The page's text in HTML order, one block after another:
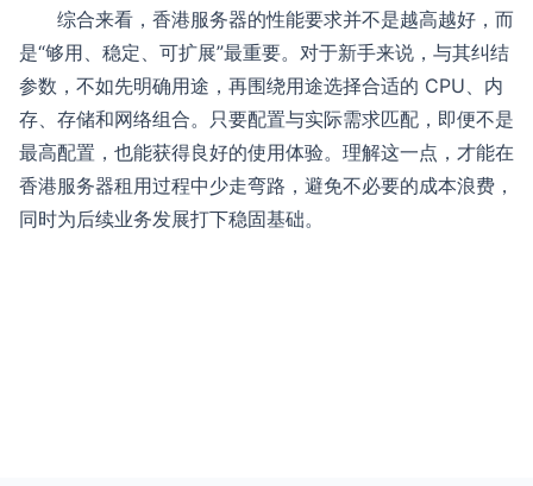
综合来看，香港服务器的性能要求并不是越高越好，而
是“够用、稳定、可扩展”最重要。对于新手来说，与其纠结
参数，不如先明确用途，再围绕用途选择合适的 CPU、内
存、存储和网络组合。只要配置与实际需求匹配，即便不是
最高配置，也能获得良好的使用体验。理解这一点，才能在
香港服务器租用过程中少走弯路，避免不必要的成本浪费，
同时为后续业务发展打下稳固基础。